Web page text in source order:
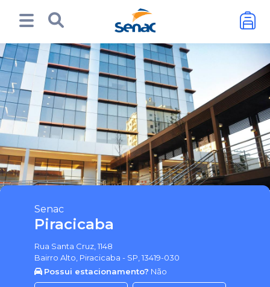
Senac
Piracicaba
Rua Santa Cruz, 1148
Bairro Alto, Piracicaba - SP, 13419-030
Possui estacionamento? Não